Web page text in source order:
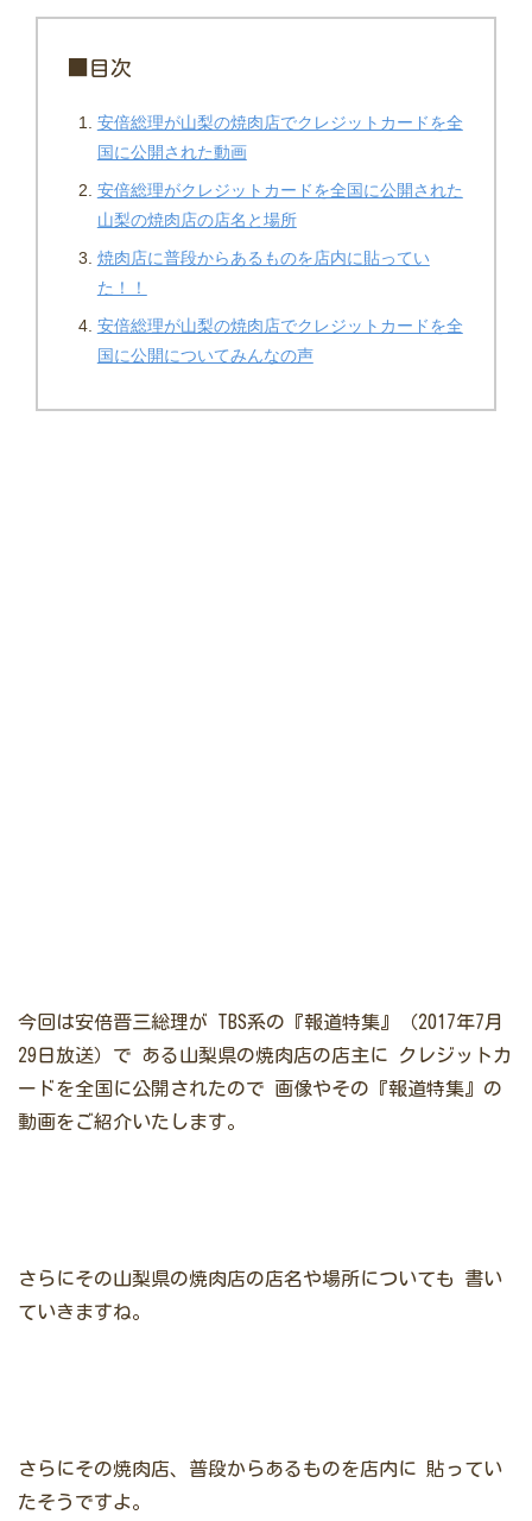
■目次
安倍総理が山梨の焼肉店でクレジットカードを全
国に公開された動画
安倍総理がクレジットカードを全国に公開された
山梨の焼肉店の店名と場所
焼肉店に普段からあるものを店内に貼ってい
た！！
安倍総理が山梨の焼肉店でクレジットカードを全
国に公開についてみんなの声
今回は安倍晋三総理が TBS系の『報道特集』（2017年7月
29日放送）で ある山梨県の焼肉店の店主に クレジットカ
ードを全国に公開されたので 画像やその『報道特集』の
動画をご紹介いたします。
さらにその山梨県の焼肉店の店名や場所についても
書い
ていきますね。
さらにその焼肉店、普段からあるものを店内に 貼ってい
たそうですよ。